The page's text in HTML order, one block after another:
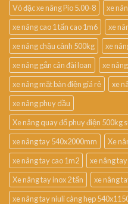
Vỏ đặc xe nâng Pio 5.00-8
xe
xe nâng cao 1 tấn cao 1m6
xe
xe nâng chậu cảnh 500kg
xe
xe nâng gắn cân đài loan
xe
xe nâng mặt bàn điện giá rẻ
xe
xe nâng phuy dầu
Xe nâng quay đổ phuy điện 500kg
xe nâng tay 540x2000mm
Xe
xe nâng tay cao 1m2
xe nâng
Xe nâng tay inox 2 tấn
xe nâng
xe nâng tay niuli càng hẹp